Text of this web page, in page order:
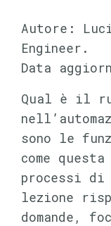
Autore:
Engineer.
Data
Qual è il
sono le
come
processi di
lezione
domande,